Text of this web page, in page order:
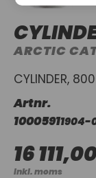
ARCTIC
CYLINDER,
Artnr.
10005911904-
16
Inkl. moms